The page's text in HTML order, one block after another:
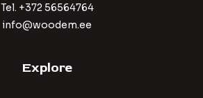
Tel. +372 56564764
info@woodem.ee
Explore